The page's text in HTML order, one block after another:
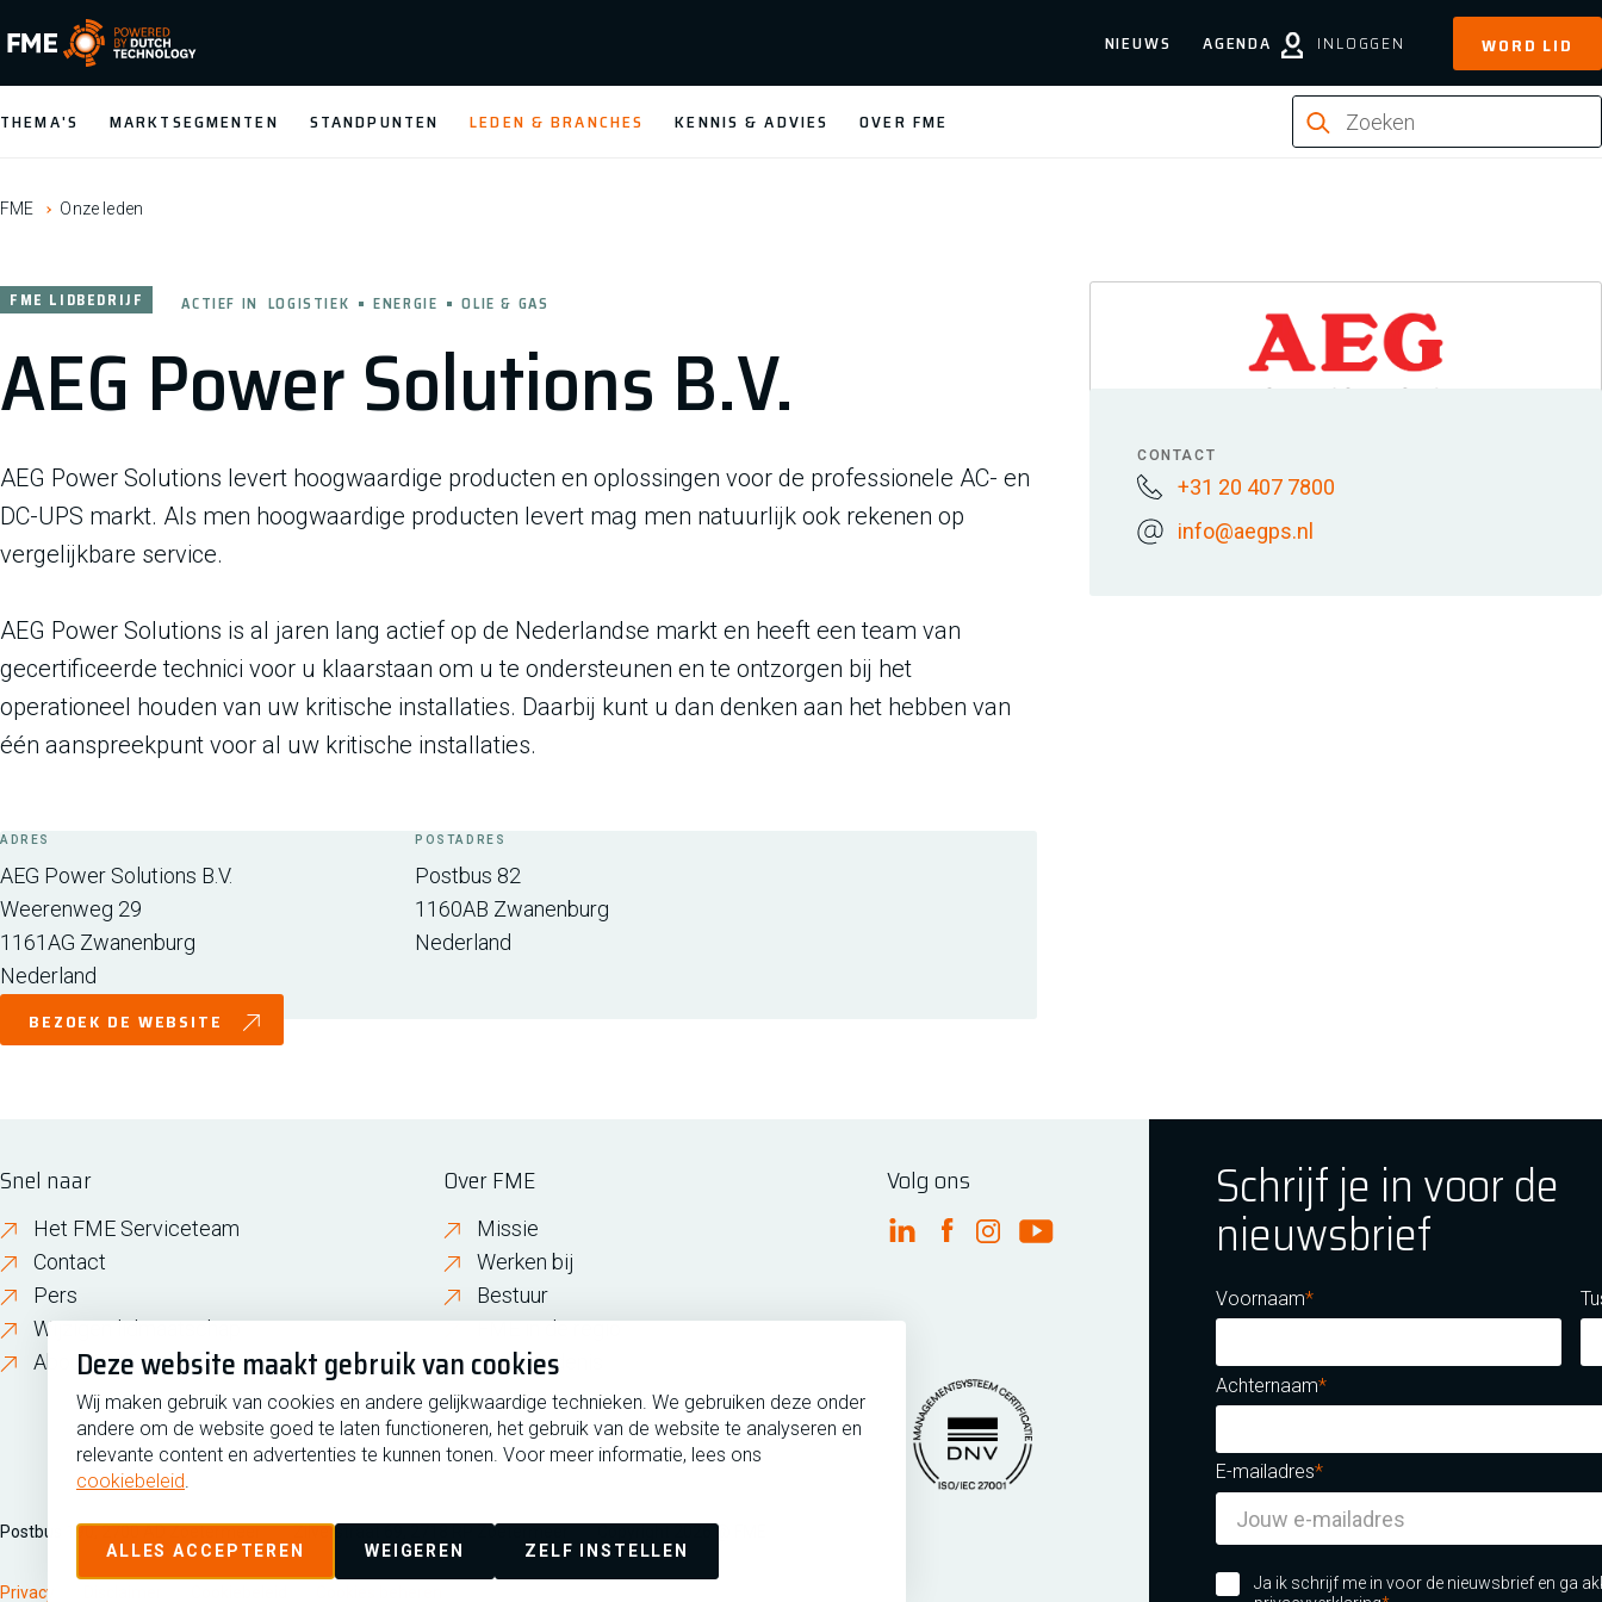
Deze website maakt gebruik van cookies
Wij maken gebruik van cookies en andere gelijkwaardige technieken. We gebruiken deze onder
andere om de website goed te laten functioneren, het gebruik van de website te analyseren en
relevante content en advertenties te kunnen tonen. Voor meer informatie, lees ons
cookiebeleid.
ALLES ACCEPTEREN WEIGEREN ZELF INSTELLEN
FME Logo, to the homepage
NIEUWS AGENDA INLOGGEN WORD LID
THEMA'S MARKTSEGMENTEN STANDPUNTEN LEDEN & BRANCHES KENNIS & ADVIES OVER FME
FME Onze leden
AEG Power Solutions B.V.
FME LIDBEDRIJF ACTIEF IN LOGISTIEK ENERGIE OLIE & GAS
AEG Power Solutions levert hoogwaardige producten en oplossingen voor de professionele AC- en
DC-UPS markt. Als men hoogwaardige producten levert mag men natuurlijk ook rekenen op
vergelijkbare service.
AEG Power Solutions is al jaren lang actief op de Nederlandse markt en heeft een team van
gecertificeerde technici voor u klaarstaan om u te ondersteunen en te ontzorgen bij het
operationeel houden van uw kritische installaties. Daarbij kunt u dan denken aan het hebben van
één aanspreekpunt voor al uw kritische installaties.
ADRES
AEG Power Solutions B.V.
Weerenweg 29
1161AG Zwanenburg
Nederland
POSTADRES
Postbus 82
1160AB Zwanenburg
Nederland
BEZOEK DE WEBSITE
CONTACT
+31 20 407 7800
info@aegps.nl
Snel naar
Het FME Serviceteam
Contact
Pers
Wijzigen lidmaatschap
About FME
Over FME
Missie
Werken bij
Bestuur
FME in de regio
Geschiedenis
Volg ons
FME Linkedin
FME Facebook
FME Instagram
FME Youtube
Managementsyteem certificatie DNV iso/iec 27001
Postbus 190, 2700 AD Zoetermeer Zilverstraat 69, 2718 RP Zoetermeer Copyright 2026 @ FME
Privacy
Schrijf je in voor de
nieuwsbrief
Voornaam
Achternaam
E-mailadres
Ja ik schrijf me in voor de nieuwsbrief en ga